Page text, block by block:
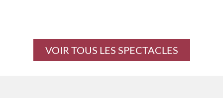
VOIR TOUS LES SPECTACLES